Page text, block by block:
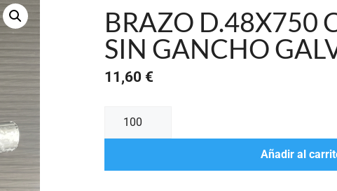
BRAZO D.48X750
SIN GANCHO
11,60 €
Añadir al